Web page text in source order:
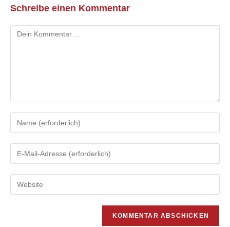
Schreibe einen Kommentar
Kommentar
deinen
oder
Kommentieren
ein
deine
Mail-
deine